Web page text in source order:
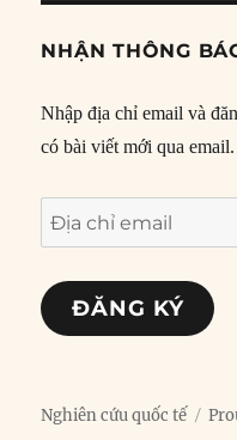
NHẬN THÔNG
Nhập địa chỉ email và
có bài viết mới qua email.
Địa
chỉ
email
ĐĂNG KÝ
Nghiên cứu quốc tế